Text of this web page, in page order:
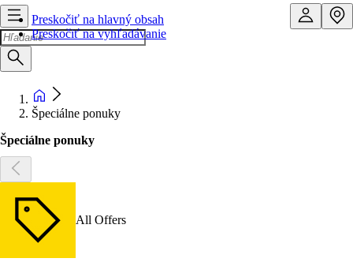
Preskočiť na hlavný obsah
Preskočiť na vyhľadávanie
Špeciálne ponuky
Špeciálne ponuky
All Offers